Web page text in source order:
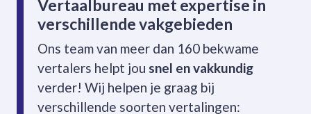
Vertaalbureau met expertise in
verschillende vakgebieden
Ons team van meer dan 160 bekwame
vertalers helpt jou snel en vakkundig
verder! Wij helpen je graag bij
verschillende soorten vertalingen: